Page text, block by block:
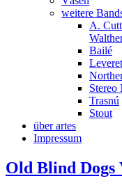
weitere
A.
Bailé
Leveret
Stereo
Trasnú
Stout
über artes
Impressum
Old Blind Dogs